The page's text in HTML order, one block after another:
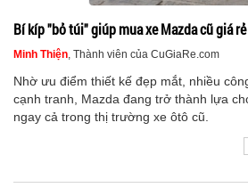
Bí kíp "bỏ túi" giúp mua xe Mazda cũ giá
Minh Thiện, Thành viên của CuGiaRe.com
Nhờ ưu điểm thiết kế đẹp mắt, nhiều
cạnh tranh, Mazda đang trở thành lựa
ngay cả trong thị trường xe ôtô cũ.